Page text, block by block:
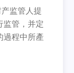
监管人提
监管，并定
過程中所產